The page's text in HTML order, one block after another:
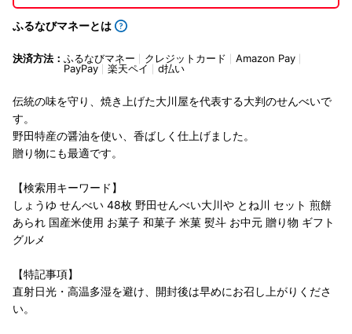
ふるなびマネーとは
決済方法： ふるなびマネー クレジットカード
Amazon Pay
PayPay
楽天ペイ d払い
伝統の味を守り、焼き上げた大川屋を代表する大判のせんべいで
す。
野田特産の醤油を使い、香ばしく仕上げました。
贈り物にも最適です。
【検索用キーワード】
しょうゆ せんべい 48枚 野田せんべい大川や とね川 セット 煎餅
あられ 国産米使用 お菓子 和菓子 米菓 熨斗 お中元 贈り物 ギフト
グルメ
【特記事項】
直射日光・高温多湿を避け、開封後は早めにお召し上がりくださ
い。